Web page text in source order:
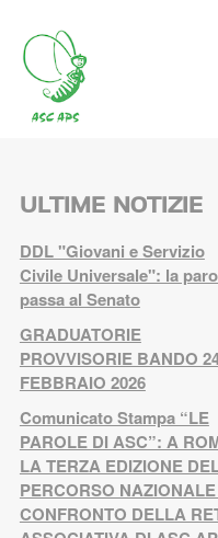
contenuto
principale
ULTIME NOTIZIE
DDL "Giovani e Servizio
Civile Universale": la
passa al Senato
GRADUATORIE
PROVVISORIE BANDO
FEBBRAIO 2026
Comunicato Stampa “LE
PAROLE DI ASC”: A
LA TERZA EDIZIONE
PERCORSO
CONFRONTO DELLA